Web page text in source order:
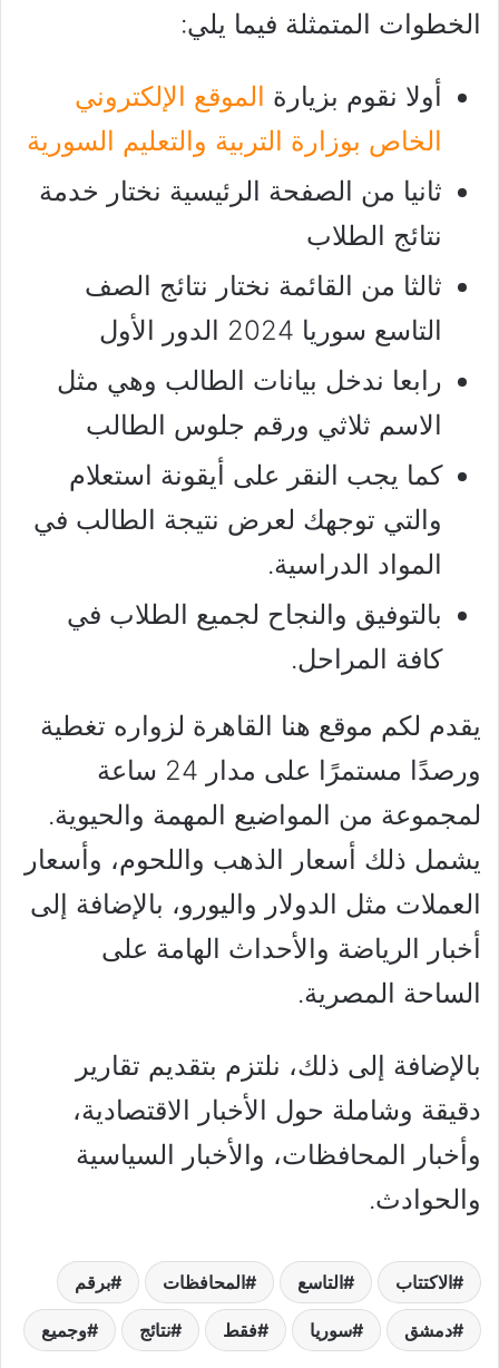
الخطوات المتمثلة فيما يلي:
أولا نقوم بزيارة الموقع الإلكتروني
الخاص بوزارة التربية والتعليم السورية
ثانيا من الصفحة الرئيسية نختار خدمة
نتائج الطلاب
ثالثا من القائمة نختار نتائج الصف
التاسع سوريا 2024 الدور الأول
رابعا ندخل بيانات الطالب وهي مثل
الاسم ثلاثي ورقم جلوس الطالب
كما يجب النقر على أيقونة استعلام
والتي توجهك لعرض نتيجة الطالب في
المواد الدراسية.
بالتوفيق والنجاح لجميع الطلاب في
كافة المراحل.
يقدم لكم موقع هنا القاهرة لزواره تغطية
ورصدًا مستمرًا على مدار 24 ساعة
لمجموعة من المواضيع المهمة والحيوية.
يشمل ذلك أسعار الذهب واللحوم، وأسعار
العملات مثل الدولار واليورو، بالإضافة إلى
أخبار الرياضة والأحداث الهامة على
الساحة المصرية.
بالإضافة إلى ذلك، نلتزم بتقديم تقارير
دقيقة وشاملة حول الأخبار الاقتصادية،
وأخبار المحافظات، والأخبار السياسية
والحوادث.
الاكتتاب التاسع المحافظات برقم
دمشق سوريا فقط نتائج وجميع